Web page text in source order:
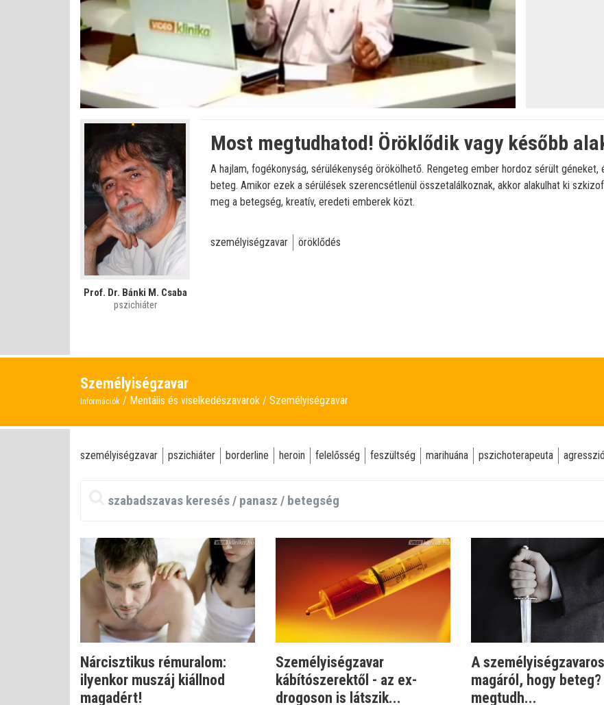
Némítás
kikapcsolva
Betöltve:
0%
0%
Prof. Dr. Bánki M. Csaba
pszichiáter
Most megtudhatod! Öröklődik vagy később
A hajlam, fogékonyság, sérülékenység örökölhető. Rengeteg ember hordoz sérült
beteg. Amikor ezek a sérülések szerencsétlenül összetalálkoznak, akkor alakulhat ki
meg a betegség, kreatív, eredeti emberek közt.
személyiségzavar öröklődés
Személyiségzavar
Információk Mentális és viselkedészavarok Személyiségzavar
személyiségzavar pszichiáter borderline heroin felelősség feszültség marihuána pszichoterapeuta agresszió
Nárcisztikus rémuralom:
ilyenkor muszáj kiállnod
magadért!
Személyiségzavar
kábítószerektől - az ex-
drogoson is látszik...
A
magáról, hogy
megtudh...